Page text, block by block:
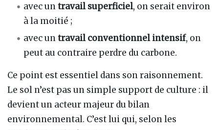
avec untravail superficiel, on serait environ
à la moitié ;
avec untravail conventionnel intensif, on
peut au contraire perdre du carbone.
Ce point est essentiel dans son raisonnement.
Le sol n’est pas un simple support de culture : il
devient un acteur majeur du bilan
environnemental. C’est lui qui, selon les